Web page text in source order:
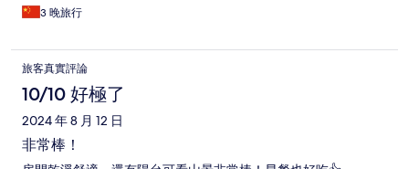
3 晚旅行
旅客真實評論
10/10 好極了
2024 年 8 月 12 日
非常棒！